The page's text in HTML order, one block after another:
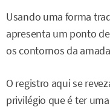
Usando uma forma
apresenta um ponto
os contornos da
O registro aqui se
privilégio que é ter